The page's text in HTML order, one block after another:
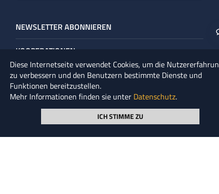
NEWSLETTER ABONNIEREN
KOOPERATIONEN
UNTERNEHMENS­GRUPPE
UNSER LEITBILD
GLOSSAR
Diese Internetseite verwendet Cookies, um die
zu verbessern und den Benutzern bestimmte Dienste und
Funktionen bereitzustellen.
Mehr Informationen finden sie unter Datenschutz.
ICH STIMME ZU